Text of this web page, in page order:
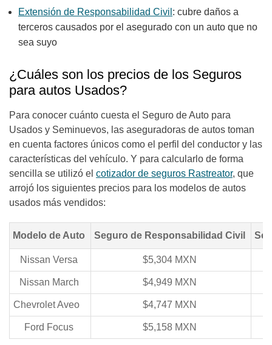
Extensión de Responsabilidad Civil : cubre daños a
terceros causados por el asegurado con un auto que no
sea suyo
¿Cuáles son los precios de los Seguros
para autos Usados?
Para conocer cuánto cuesta el Seguro de Auto para
Usados y Seminuevos, las aseguradoras de autos toman
en cuenta factores únicos como el perfil del conductor y las
características del vehículo. Y para calcularlo de forma
sencilla se utilizó el cotizador de seguros Rastreator, que
arrojó los siguientes precios para los modelos de autos
usados más vendidos:
Modelo de Auto Seguro de Responsabilidad Civil
Nissan Versa $5,304 MXN
Nissan March $4,949 MXN
Chevrolet Aveo $4,747 MXN
Ford Focus $5,158 MXN